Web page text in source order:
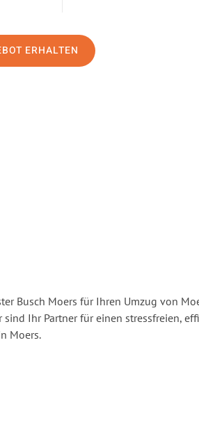
ERHALTEN
Busch Moers für Ihren Umzug von
sind Ihr Partner für einen stressfreien,
Moers.